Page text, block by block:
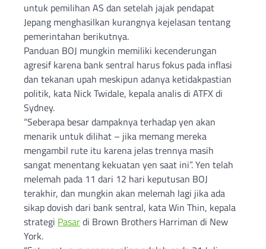
untuk pemilihan AS dan setelah jajak pendapat
Jepang menghasilkan kurangnya kejelasan tentang
pemerintahan berikutnya.
Panduan BOJ mungkin memiliki kecenderungan
agresif karena bank sentral harus fokus pada inflasi
dan tekanan upah meskipun adanya ketidakpastian
politik, kata Nick Twidale, kepala analis di ATFX di
Sydney.
“Seberapa besar dampaknya terhadap yen akan
menarik untuk dilihat – jika memang mereka
mengambil rute itu karena jelas trennya masih
sangat menentang kekuatan yen saat ini”. Yen telah
melemah pada 11 dari 12 hari keputusan BOJ
terakhir, dan mungkin akan melemah lagi jika ada
sikap dovish dari bank sentral, kata Win Thin, kepala
strategi Pasardi Brown Brothers Harriman di New
York.